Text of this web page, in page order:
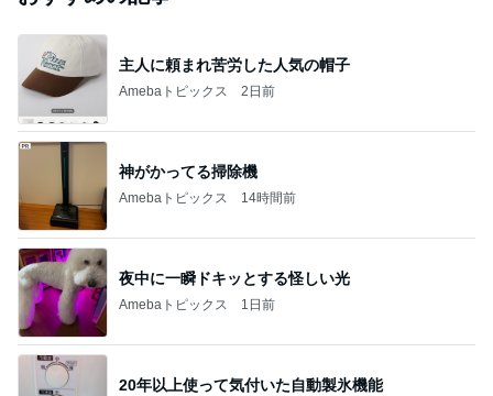
主人に頼まれ苦労した人気の帽子
Amebaトピックス 2日前
神がかってる掃除機
Amebaトピックス 14時間前
夜中に一瞬ドキッとする怪しい光
Amebaトピックス 1日前
20年以上使って気付いた自動製氷機能